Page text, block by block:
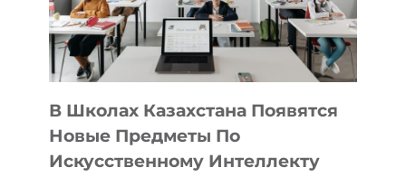
—
МЕЖДУНАРОДНУЮ
ПРОГРАММУ
ДЛЯ
ТЕХНОЛОГИЧЕСКИХ
В Школах Казахстана Появятся
Новые Предметы По
Искусственному Интеллекту